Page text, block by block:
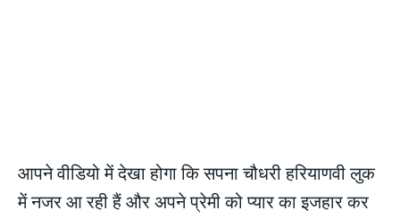
आपने वीडियो में देखा होगा कि सपना चौधरी हरियाणवी लुक
में नजर आ रही हैं और अपने प्रेमी को प्यार का इजहार कर